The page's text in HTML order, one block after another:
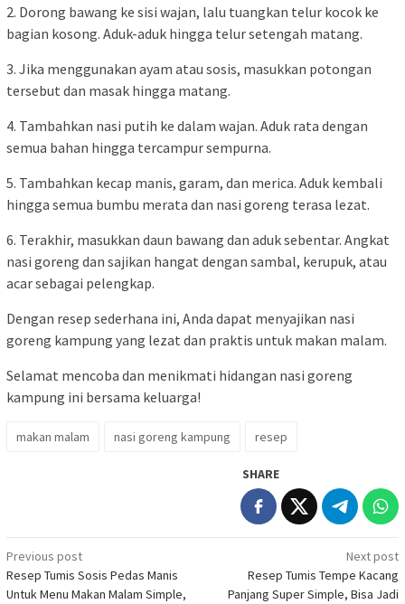
2. Dorong bawang ke sisi wajan, lalu tuangkan telur kocok ke
bagian kosong. Aduk-aduk hingga telur setengah matang.
3. Jika menggunakan ayam atau sosis, masukkan potongan
tersebut dan masak hingga matang.
4. Tambahkan nasi putih ke dalam wajan. Aduk rata dengan
semua bahan hingga tercampur sempurna.
5. Tambahkan kecap manis, garam, dan merica. Aduk kembali
hingga semua bumbu merata dan nasi goreng terasa lezat.
6. Terakhir, masukkan daun bawang dan aduk sebentar. Angkat
nasi goreng dan sajikan hangat dengan sambal, kerupuk, atau
acar sebagai pelengkap.
Dengan resep sederhana ini, Anda dapat menyajikan nasi
goreng kampung yang lezat dan praktis untuk makan malam.
Selamat mencoba dan menikmati hidangan nasi goreng
kampung ini bersama keluarga!
makan malam nasi goreng kampung resep
SHARE
Post
navigation
Previous post
Resep Tumis Sosis Pedas Manis
Untuk Menu Makan Malam Simple,
Next post
Resep Tumis Tempe Kacang
Panjang Super Simple, Bisa Jadi